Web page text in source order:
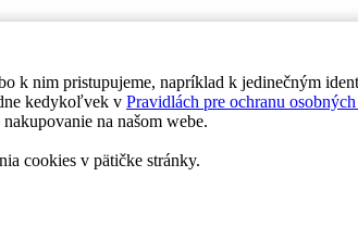
k nim pristupujeme, napríklad k jedinečným
kedykoľvek v Pravidlách pre ochranu
na našom webe.
cookies v pätičke stránky.